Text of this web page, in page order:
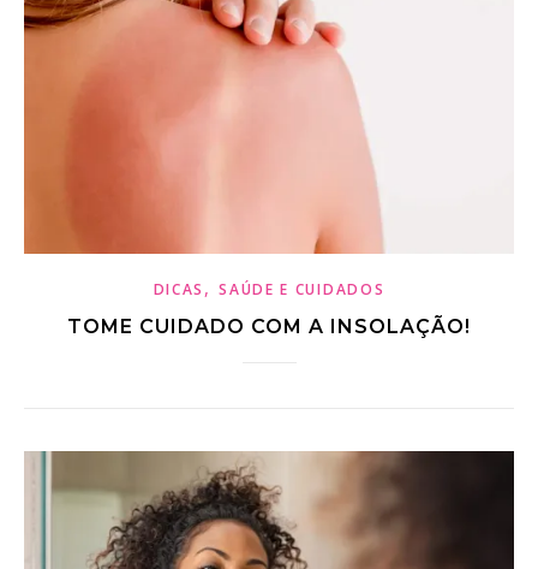
DICAS ,SAÚDE E CUIDADOS
TOME CUIDADO COM A INSOLAÇÃO!